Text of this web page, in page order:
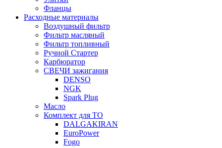
Фланцы
Расходные материалы
Воздушный фильтр
Фильтр масляный
Фильтр топливный
Ручной Стартер
Карбюратор
СВЕЧИ зажигания
DENSO
NGK
Spark Plug
Масло
Комплект для ТО
DALGAKIRAN
EuroPower
Fogo